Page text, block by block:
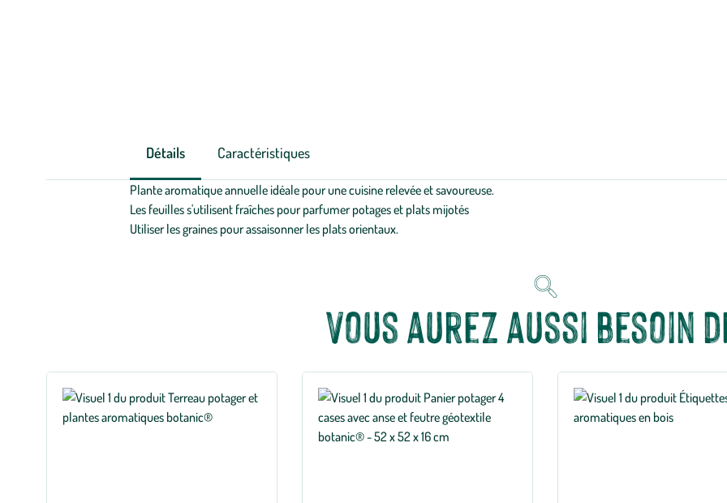
Détails Caractéristiques
Plante aromatique annuelle idéale pour une cuisine relevée et savoureuse.
Les feuilles s'utilisent fraîches pour parfumer potages et plats mijotés
Utiliser les graines pour assaisonner les plats orientaux.
Vous aurez aussi besoin